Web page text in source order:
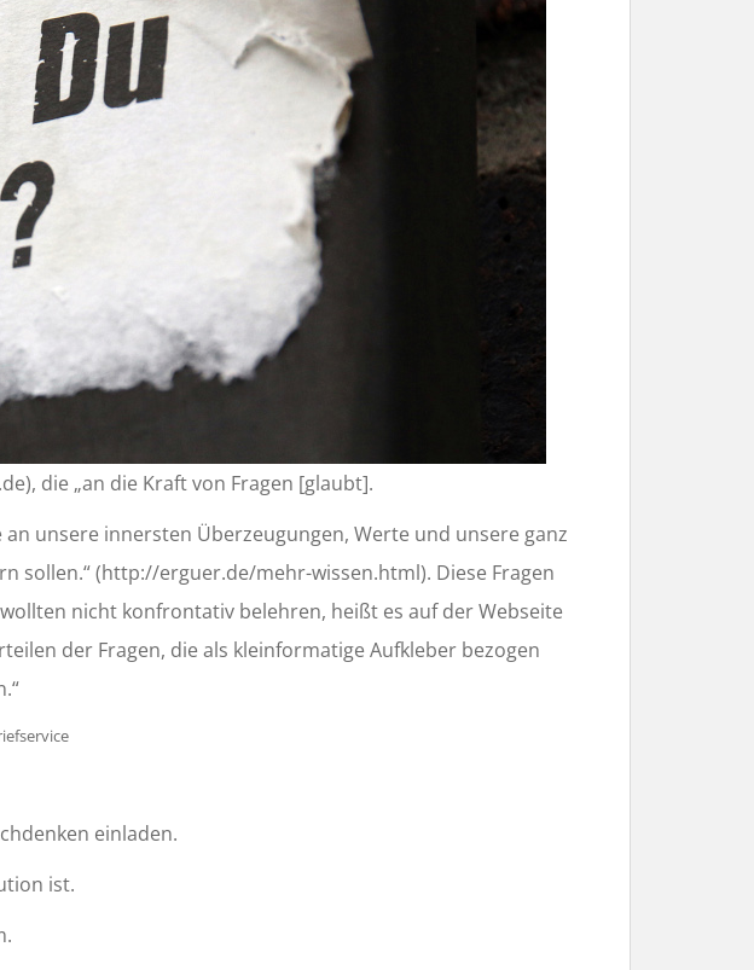
die „an die Kraft von Fragen [glaubt].
unsere innersten Überzeugungen, Werte und unsere ganz
sollen.“ (http://erguer.de/mehr-wissen.html). Diese Fragen
nicht konfrontativ belehren, heißt es auf der Webseite
der Fragen, die als kleinformatige Aufkleber bezogen
einladen.
ist.